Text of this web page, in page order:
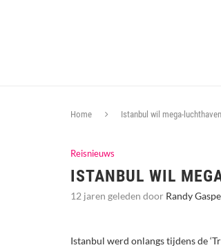
Home Istanbul wil mega-
Reisnieuws
ISTANBUL WIL
12 jaren geleden door Randy
Istanbul werd onlangs tijdens de